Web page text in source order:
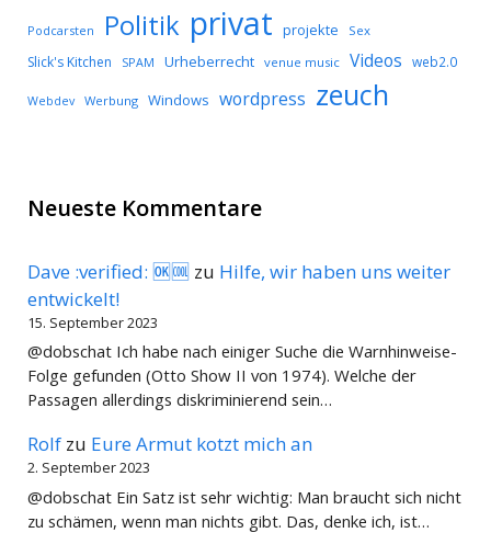
Podcarsten Politik privat projekte Sex
Slick's Kitchen SPAM Urheberrecht venue music Videos web2.0
Webdev Werbung Windows wordpress zeuch
Neueste Kommentare
Dave :verified: 🆗🆒 zu Hilfe, wir haben uns weiter
entwickelt!
15. September 2023
@dobschat Ich habe nach einiger Suche die Warnhinweise-
Folge gefunden (Otto Show II von 1974). Welche der
Passagen allerdings diskriminierend sein…
Rolf zu Eure Armut kotzt mich an
2. September 2023
@dobschat Ein Satz ist sehr wichtig: Man braucht sich nicht
zu schämen, wenn man nichts gibt. Das, denke ich, ist…